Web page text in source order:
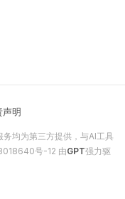
声明
务均为第三方提供，与AI工具
号-12 由GPT强力驱